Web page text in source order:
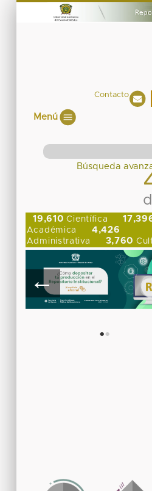
Contacto
Menú
19,610 Científica
Académica 4,426
Administrativa 3,760
←
••